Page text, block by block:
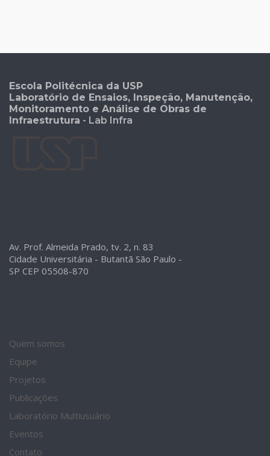
Escola Politécnica da USP
Laboratório de Ensaios, Inspeção, Manutenção,
Monitoramento e Análise de Obras de
Infraestrutura - Lab Infra
Av. Prof. Almeida Prado, tv. 2, n. 83
Cidade Universitária - Butantã São Paulo -
SP CEP 05508-870
Quem somos
Equipe
Projetos
Publicações
Laboratório Multiusuário
Eventos
Contato